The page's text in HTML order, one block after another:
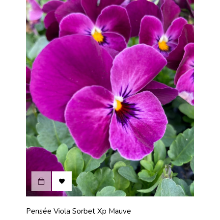

Pensée Viola Sorbet Xp Mauve